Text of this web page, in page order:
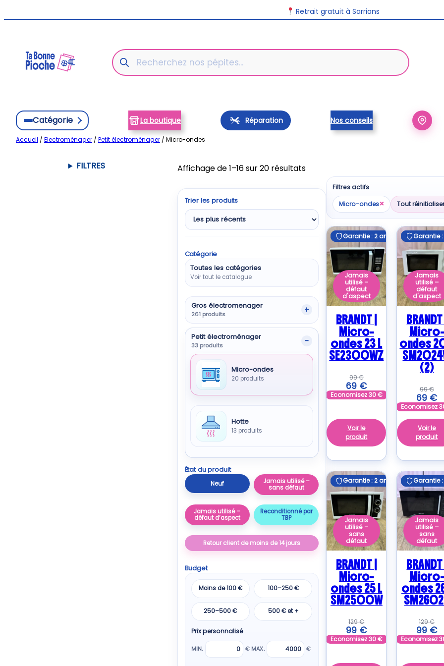
au
Retrait gratuit à Sarrians
Recherche
de
produits
Catégorie La boutique Réparation Nos conseils
Accueil / Electroménager / Petit électroménager / Micro-ondes
FILTRES Affichage de 1–16 sur 20 résultatsTrié
plus
au
plus
ancien
Trier les produits
Catégorie
Toutes les catégories
Voir tout le catalogue
Gros électromenager
261 produits
Petit électroménager
33 produits
Micro-ondes
20 produits
Hotte
13 produits
État du produit
Neuf
Jamais utilisé –
sans défaut
Jamais utilisé –
défaut d’aspect
Reconditionné par
TBP
Retour client de moins de 14 jours
Budget
Moins de 100 € 100–250 €
250–500 € 500 € et +
Prix personnalisé
MIN. € MAX. €
Filtres actifs
Micro-ondes× Tout
Garantie : 2 ans
Jamais
utilisé –
défaut
d'aspect
Garantie : 2 ans
BRANDT |
Micro-
ondes 23 L
SE2300WZ
99€
69 €
Economisez30€
Voir le
produit
Garantie :
Jamais
utilisé –
défaut
d'aspect
Garantie :
BRANDT |
Micro-
ondes
(2)
99€
69 €
Economisez
Voir le
produit
Garantie : 2 ans
Jamais
utilisé –
sans
défaut
Garantie : 2 ans
BRANDT |
Micro-
ondes 25 L
SM2500W
129€
99 €
Economisez30€
Garantie :
Jamais
utilisé –
sans
défaut
Garantie :
BRANDT |
Micro-
ondes
129€
99 €
Economisez